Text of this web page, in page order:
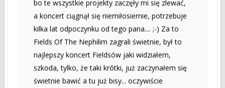
bo te wszystkie projekty zaczęły mi się zlewać,
a koncert ciągnął się niemiłosiernie, potrzebuje
kilka lat odpoczynku od tego pana.... ;-) Za to
Fields Of The Nephilim zagrali świetnie, był to
najlepszy koncert Fieldsów jaki widziałem,
szkoda, tylko, że taki krótki, już zaczynałem się
świetnie bawić a tu już bisy... oczywiście